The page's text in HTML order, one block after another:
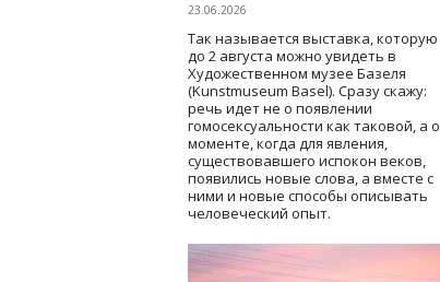
23.06.2026
Так называется выставка, которую
до 2 августа можно увидеть в
Художественном музее Базеля
(Kunstmuseum Basel). Сразу скажу:
речь идет не о появлении
гомосексуальности как таковой, а о
моменте, когда для явления,
существовавшего испокон веков,
появились новые слова, а вместе с
ними и новые способы описывать
человеческий опыт.